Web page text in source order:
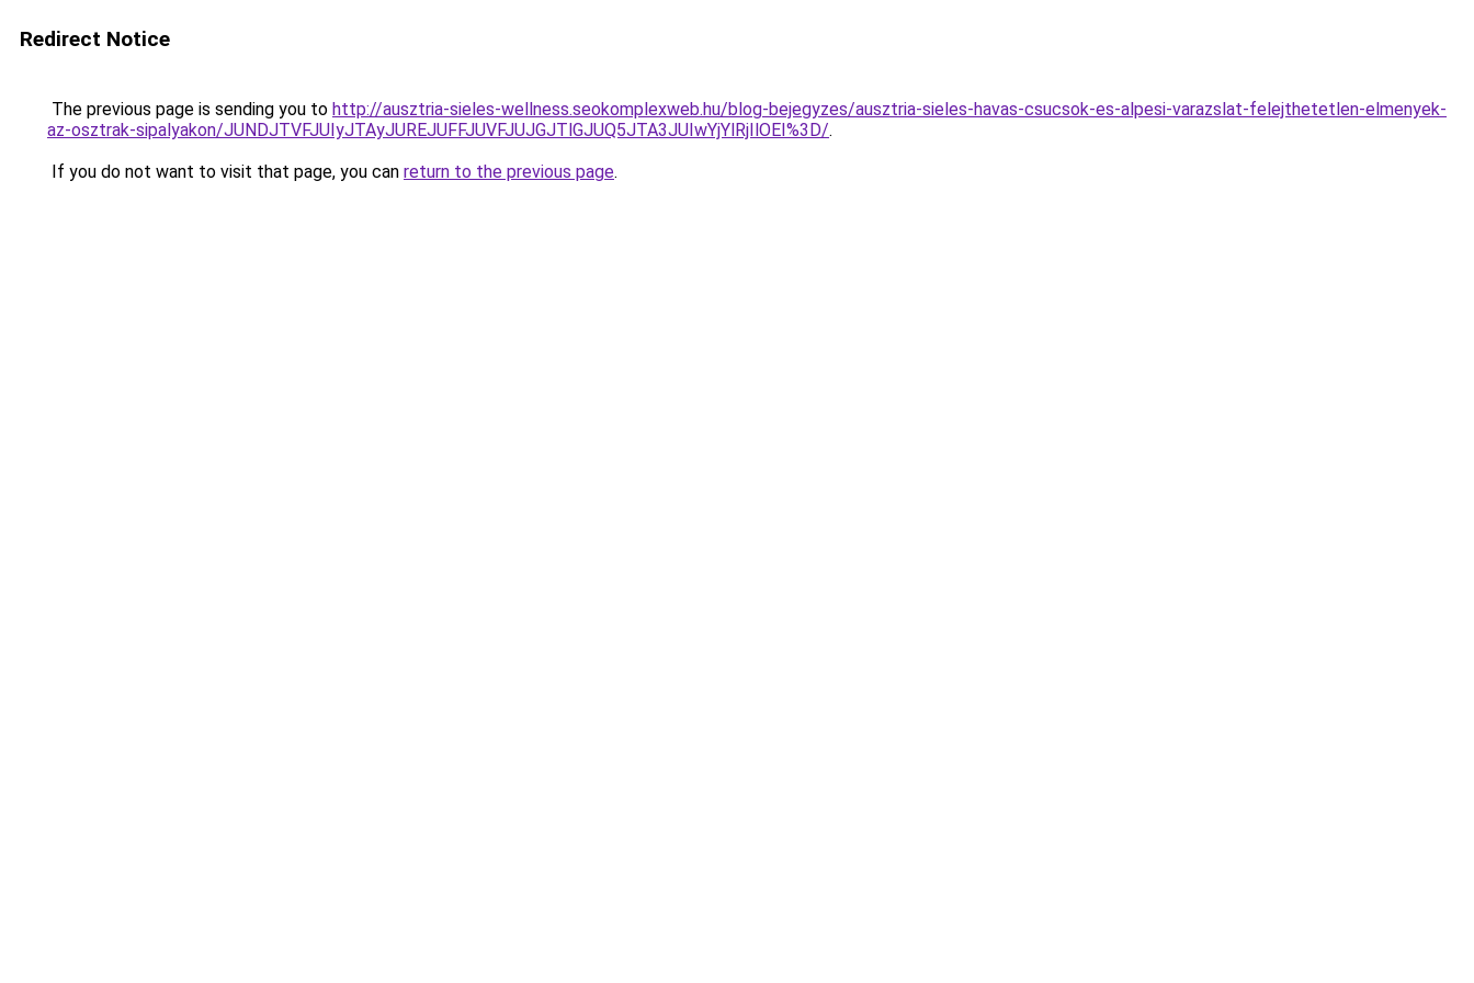
Redirect Notice
The previous page is sending you to http://ausztria-sieles-wellness.seokomplexweb.hu/blog-bejegyzes/ausztria-sieles-havas-csucsok-es-alpesi-varazslat-felejthetetlen-elmenyek-
az-osztrak-sipalyakon/JUNDJTVFJUIyJTAyJUREJUFFJUVFJUJGJTlGJUQ5JTA3JUIwYjYlRjIlOEI%3D/.
If you do not want to visit that page, you can return to the previous page.